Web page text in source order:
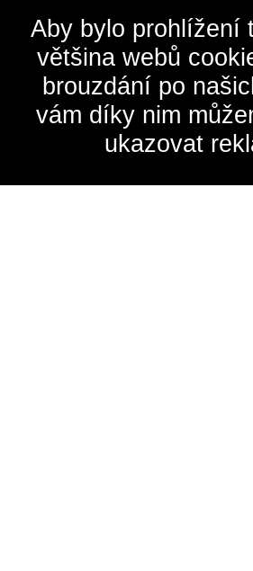
Aby bylo prohlížení
většina webů
brouzdání po
vám díky nim
ukazovat